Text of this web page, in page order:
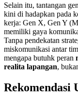
Selain itu, tantangan
kini di hadapkan pada
kerja: Gen X, Gen Y
memiliki gaya
Tanpa pendekatan
miskomunikasi antar
mengapa butuhk peran
realita lapangan,